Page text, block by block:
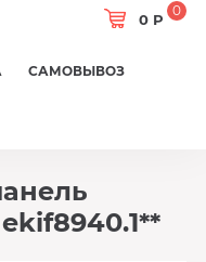
0 Р
0
САМОВЫВОЗ